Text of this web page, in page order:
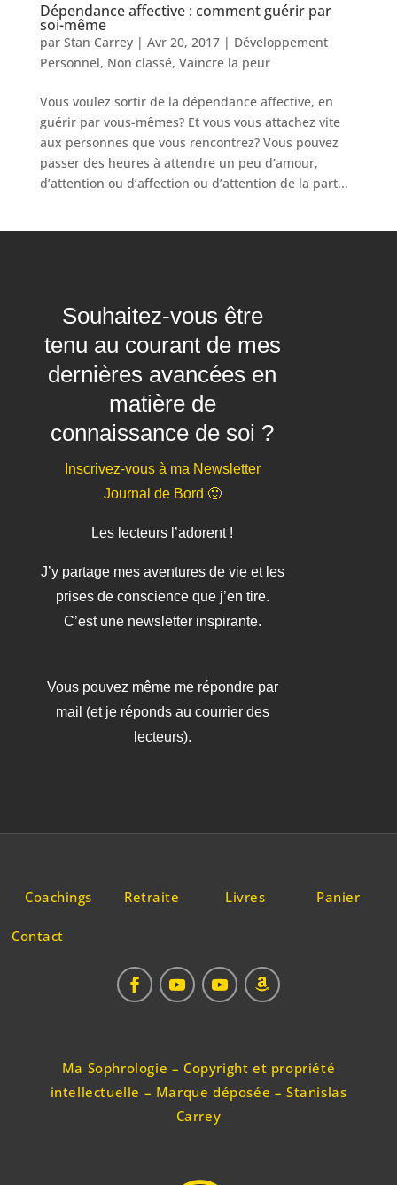
Dépendance affective : comment guérir par
soi-même
par Stan Carrey| Avr 20, 2017| Développement
Personnel, Non classé, Vaincre la peur
Vous voulez sortir de la dépendance affective, en
guérir par vous-mêmes? Et vous vous attachez vite
aux personnes que vous rencontrez? Vous pouvez
passer des heures à attendre un peu d’amour,
d’attention ou d’affection ou d’attention de la part...
Souhaitez-vous être
tenu au courant de mes
dernières avancées en
matière de
connaissance de soi ?
Inscrivez-vous à ma Newsletter
Journal de Bord 🙂
Les lecteurs l’adorent !
J’y partage mes aventures de vie et les
prises de conscience que j’en tire.
C’est une newsletter inspirante.
Vous pouvez même me répondre par
mail (et je réponds au courrier des
lecteurs).
Coachings Retraite Livres Panier
Contact
Ma Sophrologie – Copyright et propriété
intellectuelle – Marque déposée – Stanislas
Carrey